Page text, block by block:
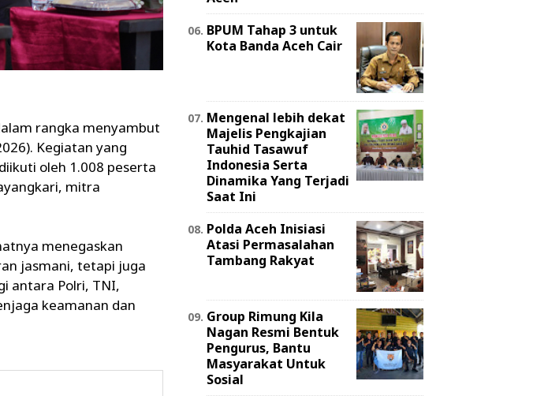
rangka menyambut
Kegiatan yang
oleh 1.008 peserta
mitra
menegaskan
jasmani, tetapi juga
antara Polri, TNI,
keamanan dan
BPUM Tahap 3 untuk
Kota Banda Aceh Cair
Mengenal lebih dekat
Majelis Pengkajian
Tauhid Tasawuf
Indonesia Serta
Dinamika Yang Terjadi
Saat Ini
Polda Aceh Inisiasi
Atasi Permasalahan
Tambang Rakyat
Group Rimung Kila
Nagan Resmi Bentuk
Pengurus, Bantu
Masyarakat Untuk
Sosial